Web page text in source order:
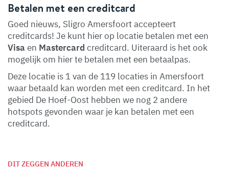
Betalen met een creditcard
Goed nieuws, Sligro Amersfoort accepteert
creditcards! Je kunt hier op locatie betalen met een
Visa en Mastercard creditcard. Uiteraard is het ook
mogelijk om hier te betalen met een betaalpas.
Deze locatie is 1 van de 119 locaties in Amersfoort
waar betaald kan worden met een creditcard. In het
gebied De Hoef-Oost hebben we nog 2 andere
hotspots gevonden waar je kan betalen met een
creditcard.
DIT ZEGGEN ANDEREN